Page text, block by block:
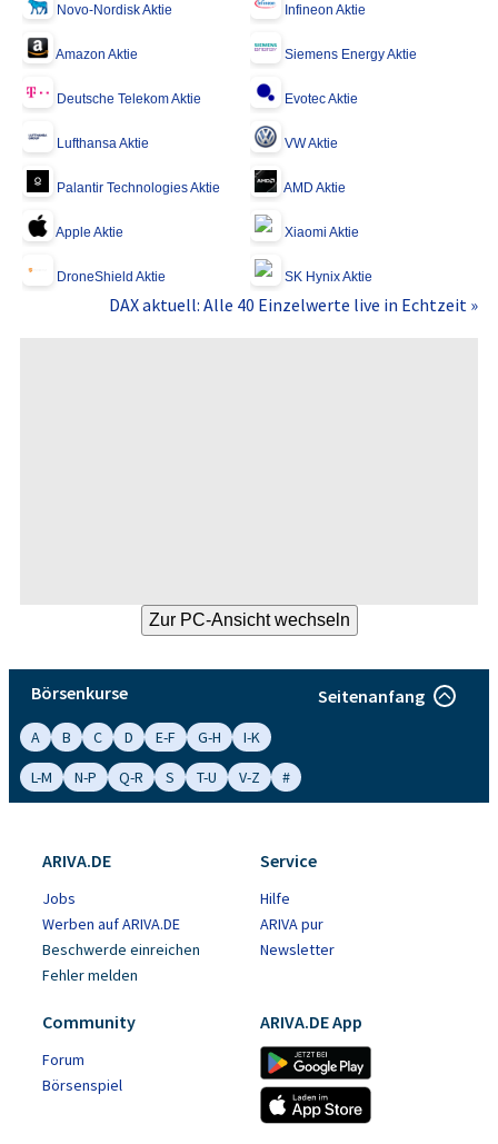
Novo-Nordisk Aktie Infineon Aktie
Amazon Aktie Siemens Energy Aktie
Deutsche Telekom Aktie Evotec Aktie
Lufthansa Aktie VW Aktie
Palantir Technologies Aktie AMD Aktie
Apple Aktie Xiaomi Aktie
DroneShield Aktie SK Hynix Aktie
DAX aktuell: Alle 40 Einzelwerte live in Echtzeit »
Börsenkurse Seitenanfang
A B C D E-F G-H
I-K
L-M
N-P Q-R S T-U V-Z #
ARIVA.DE
Jobs
Werben auf ARIVA.DE
Beschwerde einreichen
Fehler melden
Service
Hilfe
ARIVA pur
Newsletter
Community
Forum
Börsenspiel
ARIVA.DE App